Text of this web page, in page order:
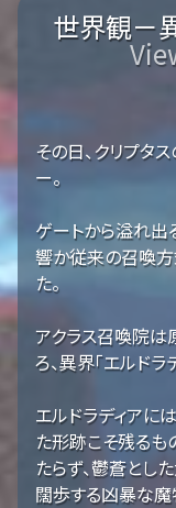
世界観－
その日、クリプタ
ー。
ゲートから溢れ出
響か従来の召喚方
た。
アクラス召喚院は
ろ、異界「エルド
エルドラディアに
た形跡こそ残るも
たらず、鬱蒼と
闊歩する凶暴な魔